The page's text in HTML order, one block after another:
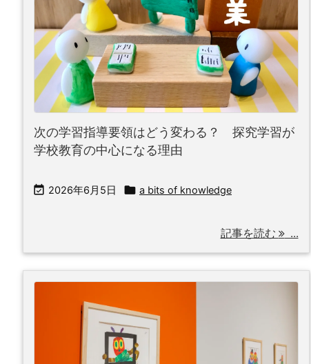
次の学習指導要領はどう変わる？ 探究学習が
学校教育の中心になる理由
 2026年6月5日  a bits of knowledge
記事を読む ...